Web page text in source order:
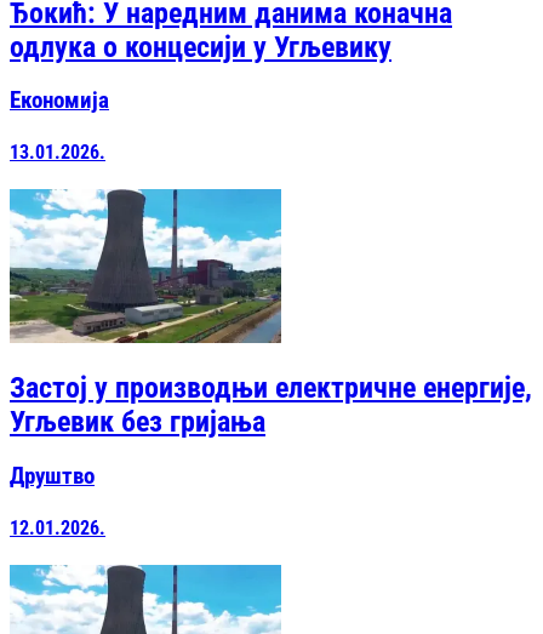
Ђокић: У наредним данима коначна
одлука о концесији у Угљевику
Економија
13.01.2026.
Застој у производњи електричне енергије,
Угљевик без гријања
Друштво
12.01.2026.